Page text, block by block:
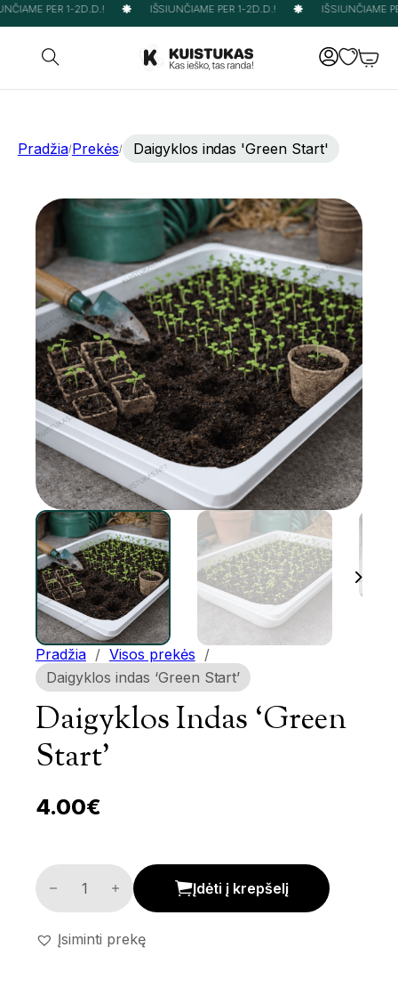
PER 1-2D.D.! IŠSIUNČIAME PER 1-2D.D.! IŠSIUNČIAME
Pradžia/Prekės/ Daigyklos indas 'Green Start'
Pradžia / Visos prekės /
Daigyklos indas ‘Green Start’
Daigyklos Indas ‘Green
Start’
4.00€
Daigyklos indas 'Green Start' kiekis
Įdėti į krepšelį
Įsiminti prekę